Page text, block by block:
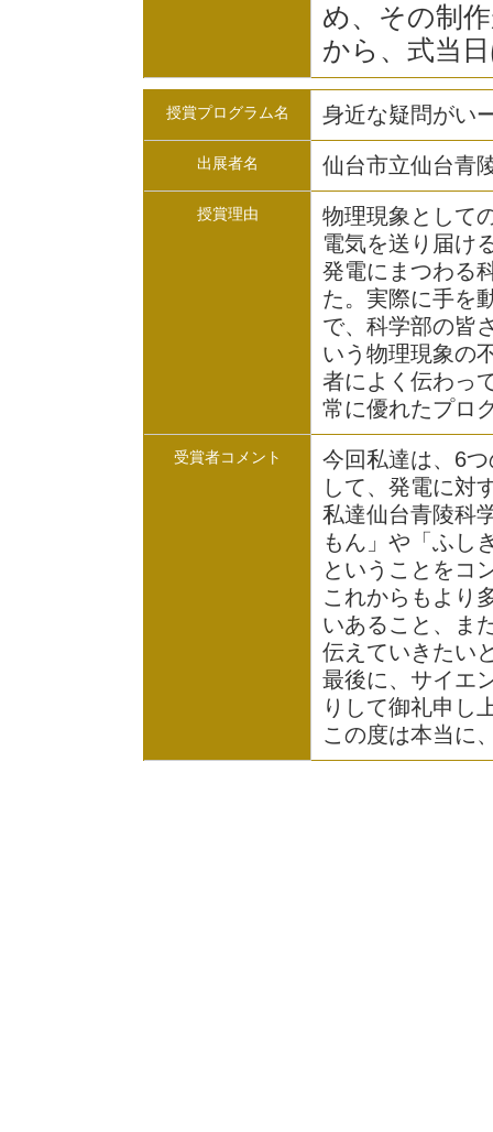
め、その制
から、式当
授賞プログラム名 身近な疑問がい
出展者名 仙台市立仙台青
授賞理由
物理現象として
電気を送り届け
発電にまつわる
た。実際に手を
で、科学部の皆
いう物理現象の
者によく伝わっ
常に優れたプロ
受賞者コメント
今回私達は、6
して、発電に対
私達仙台青陵科
もん」や「ふし
ということをコ
これからもより
いあること、ま
伝えていきたい
最後に、サイエ
りして御礼申し
この度は本当に